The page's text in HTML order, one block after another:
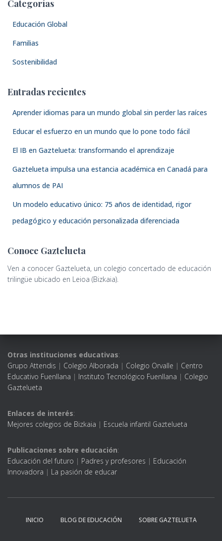
rCategorías
Educación Global
Familias
Sostenibilidad
Entradas recientes
Aprender idiomas para un mundo global sin perder las raíces
Educar el esfuerzo en un mundo que lo pone todo fácil
El IB en Gaztelueta: transformando el aprendizaje
Gaztelueta impulsa una estancia académica en Canadá para
alumnos de PAI
Un modelo educativo único: 75 años de identidad, rigor
pedagógico y educación personalizada diferenciada
Conoce Gaztelueta
Ven a conocer Gaztelueta, un colegio concertado de educación
trilingüe ubicado en Leioa (Bizkaia).
Otras instituciones educativas:
Grupo Attendis | Colegio Alborada | Colegio Orvalle | Centro
Educativo Fuenllana | Instituto Tecnológico Fuenllana | Colegio
Gaztelueta
Enlaces de interés:
Mejores colegios de Bizkaia | Escuela infantil Gaztelueta
Publicaciones sobre educación:
Educación del futuro | Padres y profesores | Educación
Innovadora | La pasión de educar
INICIO BLOG DE EDUCACIÓN SOBRE GAZTELUETA